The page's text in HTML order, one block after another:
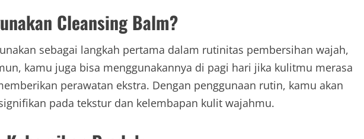
Cleansing Balm?
sebagai langkah pertama dalam rutinitas pembersihan wajah,
kamu juga bisa menggunakannya di pagi hari jika kulitmu merasa
perawatan ekstra. Dengan penggunaan rutin, kamu akan
pada tekstur dan kelembapan kulit wajahmu.